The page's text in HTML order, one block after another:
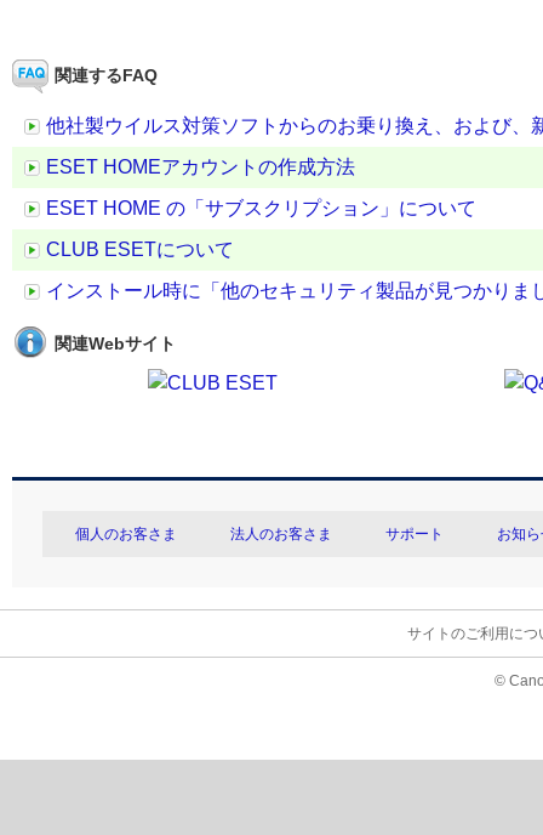
関連するFAQ
他社製ウイルス対策ソフトからのお乗り換え、および
ESET HOMEアカウントの作成方法
ESET HOME の「サブスクリプション」について
CLUB ESETについて
インストール時に「他のセキュリティ製品が見つかりま
関連Webサイト
個人のお客さま 法人のお客さま サポート お知
サイトのご利用につ
©